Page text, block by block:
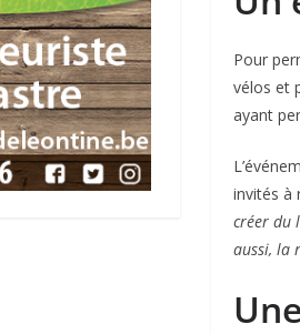
Pour
vélos et
ayant
invités à
créer du
aussi, la